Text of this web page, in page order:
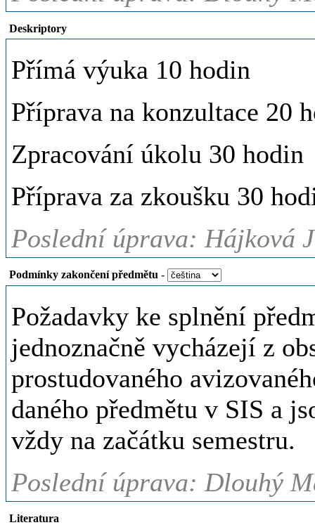
Deskriptory
Přímá výuka 10 hodin
Příprava na konzultace 20
Zpracování úkolu 30 hodin
Příprava za zkoušku 30
Poslední úprava: Hájková
Podmínky zakončení předmětu -
Požadavky ke splnění
jednoznačně vycházejí z
prostudovaného
daného předmětu v SIS a
vždy na začátku semestru.
Poslední úprava: Dlouhý
Literatura